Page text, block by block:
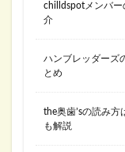
chilldspotメンバー
介
ハンブレッダーズ
とめ
the奥歯’sの読み
も解説